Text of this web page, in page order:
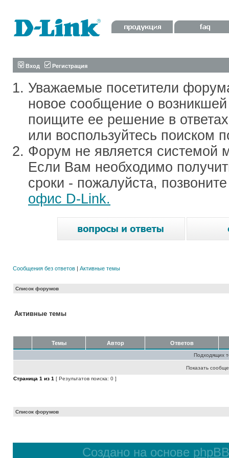
Вход Регистрация
Уважаемые посетители
новое сообщение о
поищите ее решение в
или воспользуйтесь поиском
Форум не является системой
Если Вам необходимо
сроки - пожалуйста,
офис D-Link.
Сообщения без ответов | Активные темы
Список форумов
Активные темы
Темы Автор Ответов
Подходящих
Показать
Страница 1 из 1 [ Результатов поиска: 0 ]
Список форумов
Создано на основе phpBB